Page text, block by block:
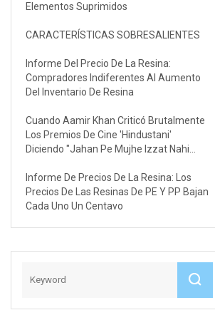
Elementos Suprimidos
CARACTERÍSTICAS SOBRESALIENTES
Informe Del Precio De La Resina:
Compradores Indiferentes Al Aumento
Del Inventario De Resina
Cuando Aamir Khan Criticó Brutalmente
Los Premios De Cine 'Hindustani'
Diciendo "Jahan Pe Mujhe Izzat Nahi
Asiste A Tales Espectáculos!
Informe De Precios De La Resina: Los
Precios De Las Resinas De PE Y PP Bajan
Cada Uno Un Centavo